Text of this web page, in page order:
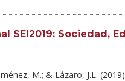
SEI2019: Sociedad,
M.; & Lázaro, J.L.